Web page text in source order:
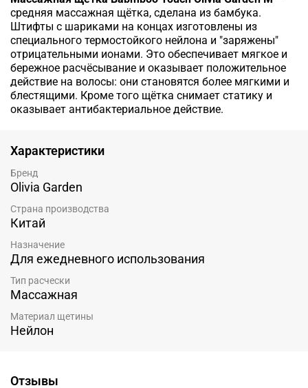
средняя массажная щётка, сделана из бамбука.
Штифты с шариками на концах изготовлены из
специального термостойкого нейлона и "заряжены"
отрицательными ионами. Это обеспечивает мягкое и
бережное расчёсывание и оказывает положительное
действие на волосы: они становятся более мягкими и
блестящими. Кроме того щётка снимает статику и
оказывает антибактериальное действие.
Характеристики
Бренд
Olivia Garden
Страна производства
Китай
Назначение
Для ежедневного использования
Тип расчески
Массажная
Материал щетины
Нейлон
Отзывы